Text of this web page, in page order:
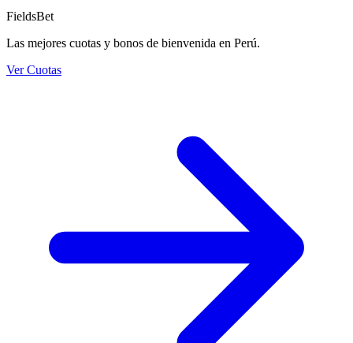
FieldsBet
Las mejores cuotas y bonos de bienvenida en Perú.
Ver Cuotas